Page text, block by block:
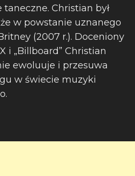
Christian był
w powstanie uznanego
(2007 r.). Doceniony
i „Billboard” Christian
ewoluuje i przesuwa
w świecie muzyki